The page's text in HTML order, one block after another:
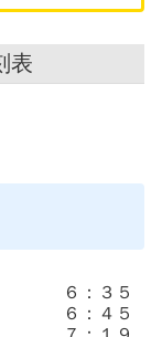
表
６：３５
６：４５